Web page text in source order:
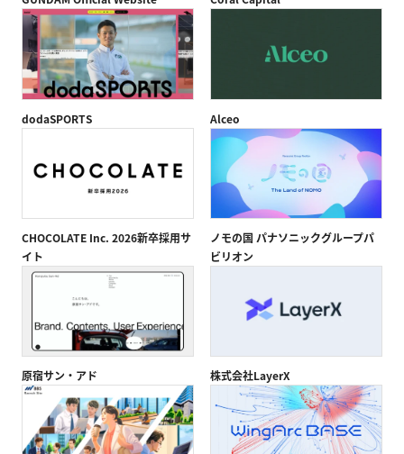
UI / UX Design
Works
Contact
dodaSPORTS Alceo
CHOCOLATE Inc. 2026新卒採用サ
イト
ノモの国 パナソニックグループパ
ビリオン
原宿サン・アド 株式会社LayerX